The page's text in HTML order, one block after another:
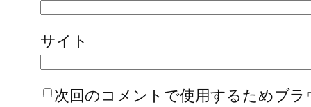
サイト
次回のコメントで使用するためブラ